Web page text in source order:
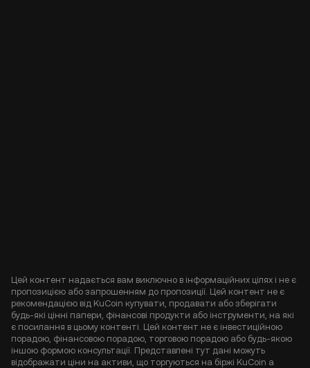
Цей контент надається вам виключно в інформаційних цілях і не є
пропозицією або запрошенням до пропозиції. Цей контент не є
рекомендацією від KuCoin купувати, продавати або зберігати
будь-які цінні папери, фінансові продукти або інструменти, на які
є посилання в цьому контенті. Цей контент не є інвестиційною
порадою, фінансовою порадою, торговою порадою або будь-якою
іншою формою консультації. Представлені тут дані можуть
відображати ціни на активи, що торгуються на біржі KuCoin а